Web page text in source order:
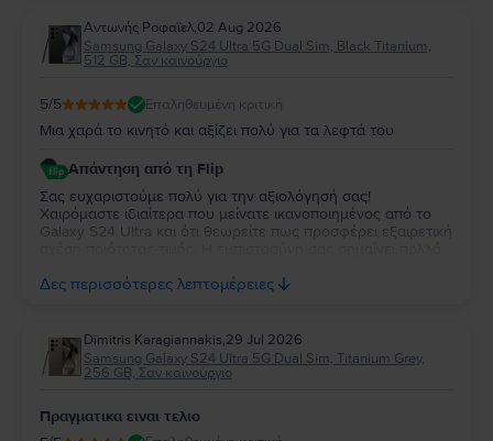
Aντωνής Ροφαϊελ,02 Aug 2026
Samsung Galaxy S24 Ultra 5G Dual Sim, Black Titanium,
512 GB, Σαν καινούργιο
5/5 Επαληθευμένη κριτική
Μια χαρά το κινητό και αξίζει πολύ για τα λεφτά του
Απάντηση από τη Flip
Σας ευχαριστούμε πολύ για την αξιολόγησή σας!
Χαιρόμαστε ιδιαίτερα που μείνατε ικανοποιημένος από το
Galaxy S24 Ultra και ότι θεωρείτε πως προσφέρει εξαιρετική
σας εξυπηρετήσουμε ξανά στο μέλλον!
Δες περισσότερες λεπτομέρειες
Dimitris Karagiannakis,29 Jul 2026
Samsung Galaxy S24 Ultra 5G Dual Sim, Titanium Grey,
256 GB, Σαν καινούργιο
Πραγματικα ειναι τελιο